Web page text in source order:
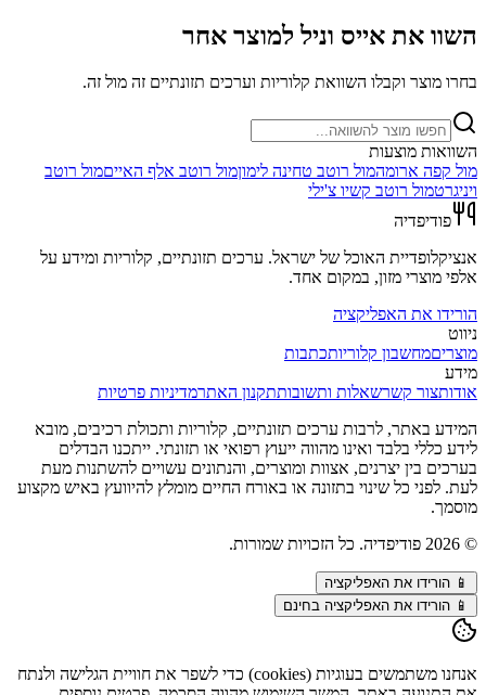
השוו את אייס וניללמוצר אחר
בחרו מוצר וקבלו השוואת קלוריות וערכים תזונתיים זה מול זה.
השוואות מוצעות
מול קפה ארומהמול רוטב טחינה לימוןמול רוטב אלף האייםמול רוטב
ויניגרטמול רוטב קשיו צ'ילי
פודיפדיה
אנציקלופדיית האוכל של ישראל. ערכים תזונתיים, קלוריות ומידע על
אלפי מוצרי מזון, במקום אחד.
הורידו את האפליקציה
ניווט
מוצריםמחשבון קלוריותכתבות
מידע
אודותצור קשרשאלות ותשובותתקנון האתרמדיניות פרטיות
המידע באתר, לרבות ערכים תזונתיים, קלוריות ותכולת רכיבים, מובא
לידע כללי בלבד ואינו מהווה ייעוץ רפואי או תזונתי. ייתכנו הבדלים
בערכים בין יצרנים, אצוות ומוצרים, והנתונים עשויים להשתנות מעת
לעת. לפני כל שינוי בתזונה או באורח החיים מומלץ להיוועץ באיש מקצוע
מוסמך.
©
2026 פודיפדיה. כל הזכויות שמורות.
📱 הורידו את האפליקציה
📱 הורידו את האפליקציה בחינם
אנחנו משתמשים בעוגיות (cookies) כדי לשפר את חוויית הגלישה ולנתח